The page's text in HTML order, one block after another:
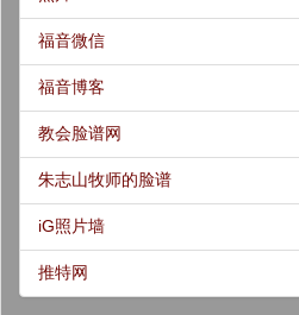
福音微信
福音博客
教会脸谱网
朱志山牧师的脸谱
iG照片墙
推特网